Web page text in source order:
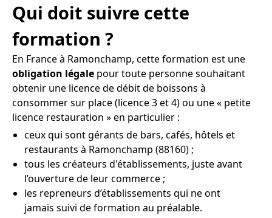
Qui doit suivre cette
formation ?
En France à Ramonchamp, cette formation est une
obligation légale pour toute personne souhaitant
obtenir une licence de débit de boissons à
consommer sur place (licence 3 et 4) ou une « petite
licence restauration » en particulier :
ceux qui sont gérants de bars, cafés, hôtels et
restaurants à Ramonchamp (88160) ;
tous les créateurs d'établissements, juste avant
l’ouverture de leur commerce ;
les repreneurs d’établissements qui ne ont
jamais suivi de formation au préalable.